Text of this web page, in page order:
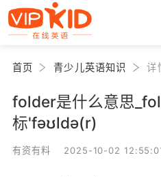
首页 青少儿英语知识 详
folder是什么意思
标'fəʊldə(r)
有资有料 2025-10-02